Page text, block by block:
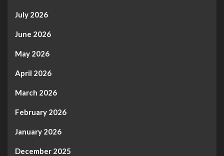
July 2026
June 2026
May 2026
April 2026
March 2026
February 2026
January 2026
December 2025